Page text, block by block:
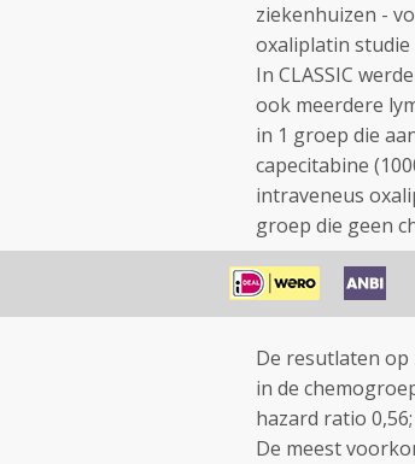
ziekenhuizen -
oxaliplatin studie
In CLASSIC
ook meerdere
in 1 groep die
capecitabine
intraveneus
groep die geen
De
hoe de patiënten
De resutlaten
in de
hazard ratio
De meest